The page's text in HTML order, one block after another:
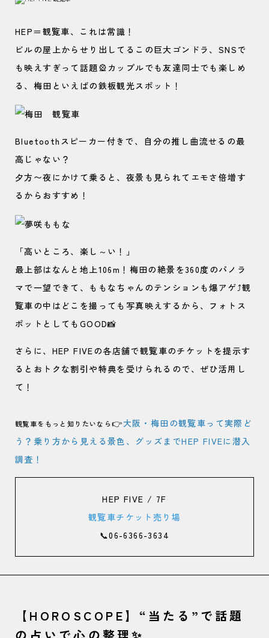
HEP＝観覧車、これは常識！
ビルの屋上からせり出してるこの巨大ゴンドラ、SNSで
も映えすぎって話題🎡カップルでも友達同士でも楽しめ
る、梅田といえばの鉄板観光スポット！
Bluetoothスピーカー付きで、自分の推し曲流せるの最
高じゃない？
夕方〜夜にかけて乗ると、夜景も見られてエモさ倍増す
るからおすすめ！
「高いところ、楽し～い！」
最上部はなんと地上106m！梅田の絶景を360度のパノラ
マで一望できて、ももなちゃんのテンションも爆アゲ⤴観
覧車の中はどこを撮っても写真映えするから、フォトス
ポットとしてもGOOD📸
さらに、HEP FIVEの各店舗で観覧車のチケットを提示す
るとおトクな割引や特典を受けられるので、ぜひ活用し
て！
観覧車をもっと知りたいなら👉大阪・梅田の観覧車って実際ど
う？乗り方から見える景色、グッズまでHEP FIVEに潜入
調査！
HEP FIVE / 7F
観覧車チケット売り場
📞06-6366-3634
【HOROSCOPE】“当たる”で話題